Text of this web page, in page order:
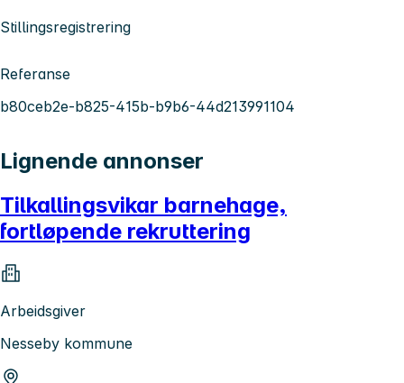
Stillingsregistrering
Referanse
b80ceb2e-b825-415b-b9b6-44d213991104
Lignende annonser
Tilkallingsvikar barnehage,
fortløpende rekruttering
Arbeidsgiver
Nesseby kommune